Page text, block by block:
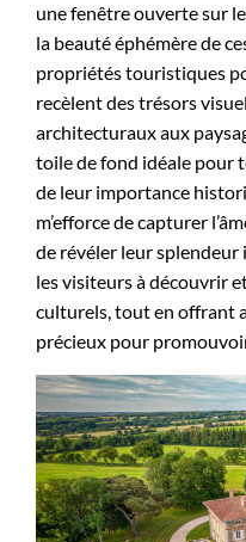
une fenêtre ouverte sur
la beauté éphémère de
propriétés touristiques
recèlent des trésors
architecturaux aux
toile de fond idéale pour
de leur importance
m’efforce de capturer
de révéler leur splendeur
les visiteurs à découvrir
culturels, tout en offrant
précieux pour